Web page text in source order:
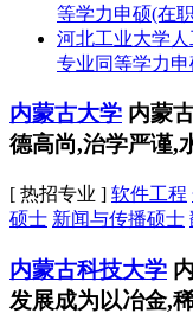
等学力申硕(在
河北工业大学
专业同等学力
内蒙古大学 内蒙
德高尚,治学严谨,
[ 热招专业 ] 软件工程
硕士 新闻与传播硕士
内蒙古科技大学
发展成为以冶金,